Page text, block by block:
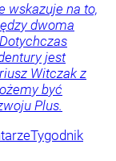
wskazuje na to,
dwoma
jest
Witczak z
być
Plus.
Tygodnik